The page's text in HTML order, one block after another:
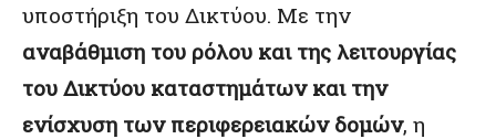
υποστήριξη του Δικτύου. Με την
αναβάθμιση του ρόλου και της λειτουργίας
του Δικτύου καταστημάτων και την
ενίσχυση των περιφερειακών δομών, η